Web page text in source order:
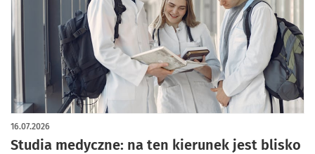
Studia medyczne: na ten kierunek jest blisko
16.07.2026